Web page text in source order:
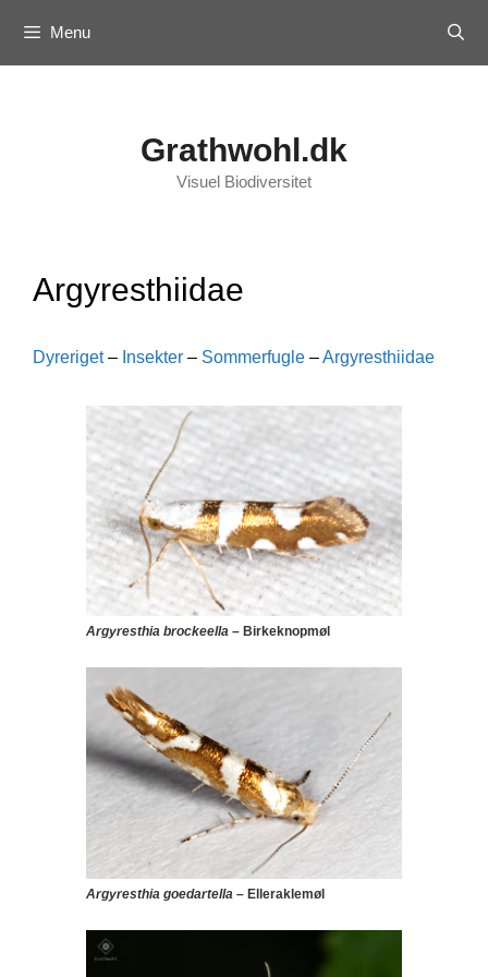
content
Menu
Grathwohl.dk
Visuel Biodiversitet
Argyresthiidae
Dyreriget– Insekter – Sommerfugle –Argyresthiidae
Argyresthia brockeella – Birkeknopmøl
Argyresthia goedartella – Elleraklemøl